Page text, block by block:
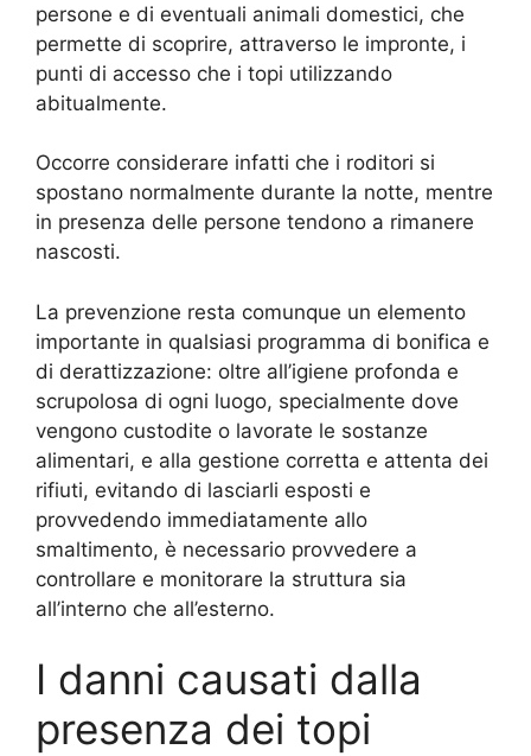
persone e di eventuali animali domestici, che
permette di scoprire, attraverso le impronte, i
punti di accesso che i topi utilizzando
abitualmente.
Occorre considerare infatti che i roditori si
spostano normalmente durante la notte, mentre
in presenza delle persone tendono a rimanere
nascosti.
La prevenzione resta comunque un elemento
importante in qualsiasi programma di bonifica e
di derattizzazione: oltre all’igiene profonda e
scrupolosa di ogni luogo, specialmente dove
vengono custodite o lavorate le sostanze
alimentari, e alla gestione corretta e attenta dei
rifiuti, evitando di lasciarli esposti e
provvedendo immediatamente allo
smaltimento, è necessario provvedere a
controllare e monitorare la struttura sia
all’interno che all’esterno.
I danni causati dalla
presenza dei topi